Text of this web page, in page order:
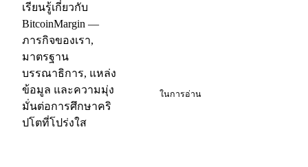
เรียนรู้เกี่ยวกับ
BitcoinMargin —
ภารกิจของเรา,
มาตรฐาน
บรรณาธิการ, แหล่ง
ข้อมูล และความมุ่ง
มั่นต่อการศึกษาคริ
ปโตที่โปร่งใส
ในการอ่าน